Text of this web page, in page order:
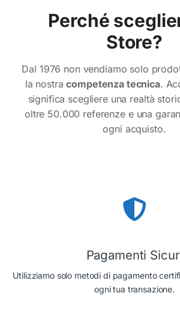
Perché
Store?
Dal 1976 non vendiamo solo
la nostracompetenza tecnica.
significa scegliere una realtà
oltre 50.000 referenze e una
ogni acquisto.
Pagamenti
Utilizziamo solo metodi di pagamento
ogni tua transazione.